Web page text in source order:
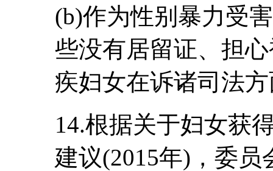
(b)作为性别暴力受
些没有居留证、担
疾妇女在诉诸司法
14.根据关于妇女获
建议(2015年)，委